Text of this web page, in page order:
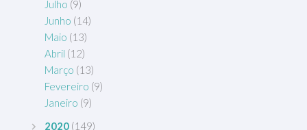
Julho (9)
Junho (14)
Maio (13)
Abril (12)
Março (13)
Fevereiro (9)
Janeiro (9)
2020 (149)